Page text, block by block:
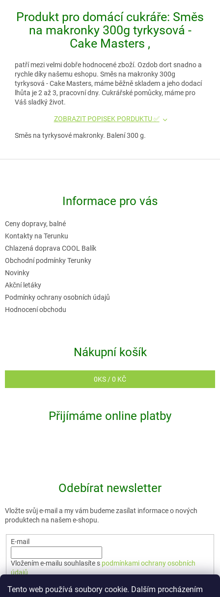
Tento web používá soubory cookie. Dalším procházením
Produkt pro domácí cukráře: Směs
na makronky 300g tyrkysová -
Cake Masters ,
patří mezi velmi dobře hodnocené zboží. Ozdob dort snadno a
rychle díky našemu eshopu. Směs na makronky 300g
tyrkysová - Cake Masters, máme běžně skladem a jeho dodací
lhůta je 2 až 3, pracovní dny. Cukrářské pomůcky, máme pro
Váš sladký život.
ZOBRAZIT POPISEK PORDUKTU ✅
Směs na tyrkysové makronky. Balení 300 g.
Informace pro vás
Ceny dopravy, balné
Kontakty na Terunku
Chlazená doprava COOL Balík
Obchodní podmínky Terunky
Novinky
Akční letáky
Podmínky ochrany osobních údajů
Hodnocení obchodu
Nákupní košík
0KS /0 KČ
Přijímáme online platby
Odebírat newsletter
Vložte svůj e-mail a my vám budeme zasílat informace o nových
produktech na našem e-shopu.
E-mail
Vložením e-mailu souhlasíte s podmínkami ochrany osobních
údajů